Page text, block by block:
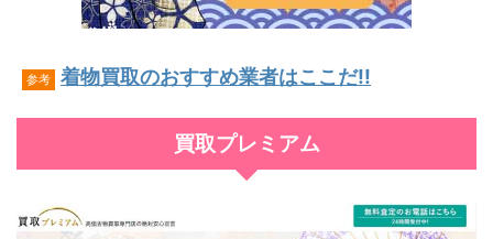
参考 着物買取のおすすめ業者はここだ!!
買取プレミアム